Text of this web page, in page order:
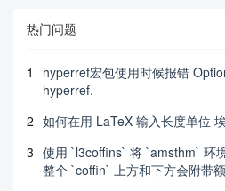
热门问题
1
hyperref宏包使用时候报错
hyperref.
2 如何在用 LaTeX 输入长度单位
3 使用 `l3coffins` 将 `amsthm` 环
整个 `coffin` 上方和下方会附带